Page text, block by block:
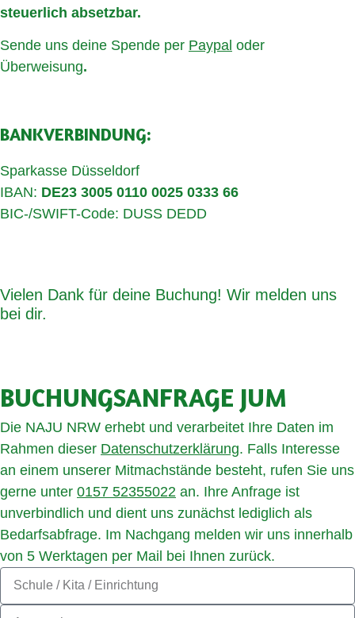
steuerlich absetzbar.
Sende uns deine Spende per Paypal oder
Überweisung.
BANKVERBINDUNG:
Sparkasse Düsseldorf
IBAN: DE23 3005 0110 0025 0333 66
BIC-/SWIFT-Code: DUSS DEDD
Vielen Dank für deine Buchung! Wir melden uns
bei dir.
BUCHUNGS­AN­FRA­GE JUM
Die NAJU NRW erhebt und verarbeitet Ihre Daten im
Rahmen dieser Datenschutzerklärung. Falls Interesse
an einem unserer Mitmachstände besteht, rufen Sie uns
gerne unter 0157 52355022 an. Ihre Anfrage ist
unverbindlich und dient uns zunächst lediglich als
Bedarfsabfrage. Im Nachgang melden wir uns innerhalb
von 5 Werktagen per Mail bei Ihnen zurück.